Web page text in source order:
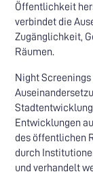
Öffentlichkeit
verbindet die
Zugänglichkeit,
Räumen.
Night
Entwicklungen
des öffentlichen
durch
und verhandelt